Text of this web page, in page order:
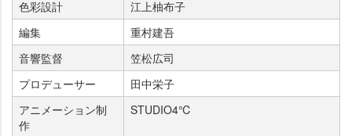
色彩設計
江上柚布子
編集
重村建吾
音響監督
笠松広司
プロデューサー
田中栄子
アニメーション制
作
STUDIO4℃